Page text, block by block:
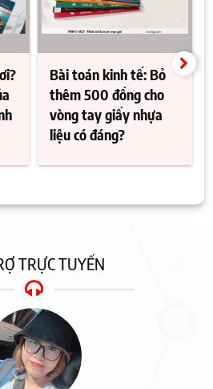
Bài toán kinh tế: Bỏ
thêm 500 đồng cho
vòng tay giấy nhựa
liệu có đáng?
TRỰC TUYẾN